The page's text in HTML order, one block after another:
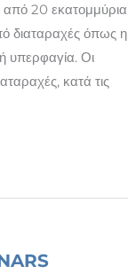
από 20 εκατομμύρια
διαταραχές όπως η
υπερφαγία. Οι
κατά τις